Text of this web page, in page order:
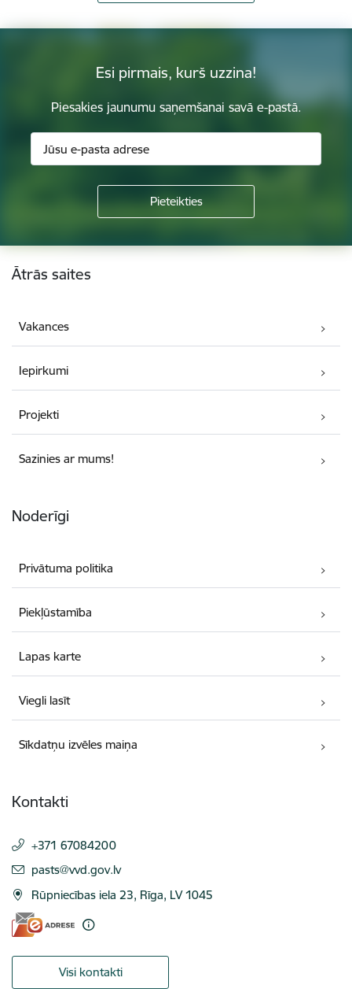
Esi pirmais, kurš uzzina!
Piesakies jaunumu saņemšanai savā e-pastā.
Kājene
Ātrās saites
Vakances
Iepirkumi
Projekti
Sazinies ar mums!
Noderīgi
Privātuma politika
Piekļūstamība
Lapas karte
Viegli lasīt
Sīkdatņu izvēles maiņa
Kontakti
+371 67084200
E-pasts:
pasts@vvd.gov.lv
Rūpniecības iela 23, Rīga, LV 1045
Visi kontakti